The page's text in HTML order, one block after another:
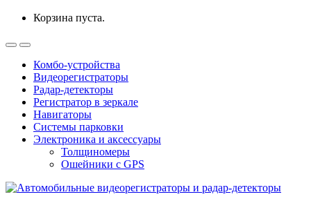
Корзина пуста.
Комбо-устройства
Видеорегистраторы
Радар-детекторы
Регистратор в зеркале
Навигаторы
Системы парковки
Электроника и аксессуары
Толщиномеры
Ошейники с GPS